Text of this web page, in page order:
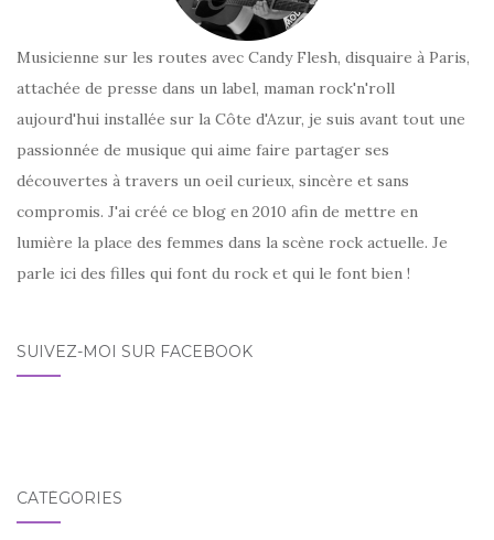
Musicienne sur les routes avec Candy Flesh, disquaire à Paris,
attachée de presse dans un label, maman rock'n'roll
aujourd'hui installée sur la Côte d'Azur, je suis avant tout une
passionnée de musique qui aime faire partager ses
découvertes à travers un oeil curieux, sincère et sans
compromis. J'ai créé ce blog en 2010 afin de mettre en
lumière la place des femmes dans la scène rock actuelle. Je
parle ici des filles qui font du rock et qui le font bien !
SUIVEZ-MOI SUR FACEBOOK
CATÉGORIES